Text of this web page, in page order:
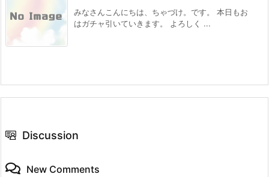
みなさんこんにちは、ちゃづけ。です。 本日もお
はガチャ引いていきます。 よろしく ...
Discussion
New Comments